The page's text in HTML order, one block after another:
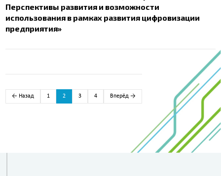
Перспективы развития и возможности
использования в рамках развития цифровизации
предприятия»
← Назад 1 2 3 4 Вперёд →